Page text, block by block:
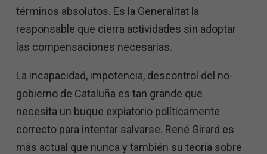
términos absolutos. Es la Generalitat la
responsable que cierra actividades sin adoptar
las compensaciones necesarias.
La incapacidad, impotencia, descontrol del no-
gobierno de Cataluña es tan grande que
necesita un buque expiatorio políticamente
correcto para intentar salvarse. René Girard es
más actual que nunca y también su teoría sobre